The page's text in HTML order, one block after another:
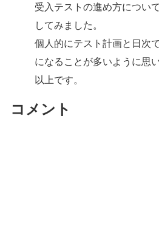
受入テストの進め方につい
してみました。
個人的にテスト計画と日次
になることが多いように思い
以上です。
コメント